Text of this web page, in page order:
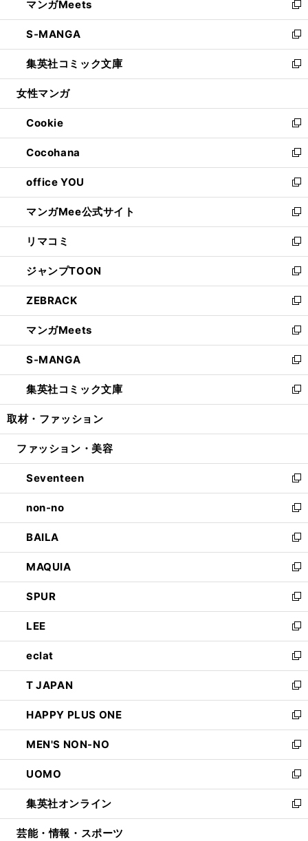
く
で
開
く
ド
ウ
で
開
く
ィ
ン
ド
ウ
で
開
い
ウ
ィ
ン
ド
ウ
開
く
マンガMeets
新
し
い
ウ
ィ
ン
ウ
で
開
く
S-MANGA
新
し
い
ウ
ン
ド
ウ
で
開
く
集英社コミック文庫
新
し
ウ
ィ
ン
ド
ウ
で
開
く
女性マンガ
Cookie
新
し
い
ウ
ィ
ン
ド
ウ
で
開
く
Cocohana
新
し
い
ウ
ィ
ン
ド
ウ
で
開
く
office YOU
新
し
い
ウ
ィ
ン
ド
ウ
で
開
く
マンガMee公式サイト
新
し
い
ウ
ィ
ン
ド
ウ
で
開
く
リマコミ
新
し
い
ウ
ィ
ン
ド
ウ
で
開
く
ジャンプTOON
新
し
い
ウ
ィ
ン
ド
ウ
で
開
ZEBRACK
新
し
い
ウ
ィ
ン
ド
ウ
開
マンガMeets
新
し
い
ウ
ィ
ン
ウ
開
く
S-MANGA
新
し
い
ウ
ン
ウ
で
開
く
集英社コミック文庫
新
し
ウ
ン
ド
ウ
で
開
く
取材・ファッション
ファッション・美容
Seventeen
新
し
い
ウ
ィ
ン
ド
ウ
で
開
く
non-no
新
し
い
ウ
ィ
ン
ド
ウ
で
開
く
BAILA
新
し
い
ウ
ィ
ン
ド
ウ
で
開
く
MAQUIA
新
し
い
ウ
ィ
ン
ド
ウ
で
開
く
SPUR
新
し
い
ウ
ィ
ン
ド
ウ
で
開
く
LEE
新
し
い
ウ
ィ
ン
ド
ウ
で
開
く
eclat
新
し
い
ウ
ィ
ン
ド
ウ
で
開
く
T JAPAN
新
し
い
ウ
ィ
ン
ド
ウ
で
開
HAPPY PLUS ONE
新
し
い
ウ
ィ
ン
ド
ウ
MEN'S NON-NO
新
し
い
ウ
ィ
ン
UOMO
新
し
い
ウ
集英社オンライン
新
し
芸能・情報・スポーツ